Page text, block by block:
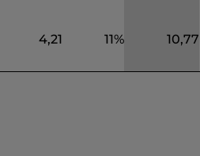
4,21 11% 10,77